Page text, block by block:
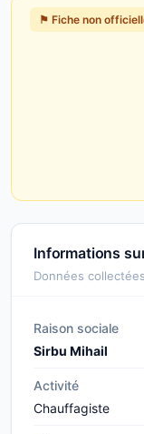
⚑ Fiche non
Informations
Données
Raison sociale
Sirbu Mihail
Activité
Chauffagiste